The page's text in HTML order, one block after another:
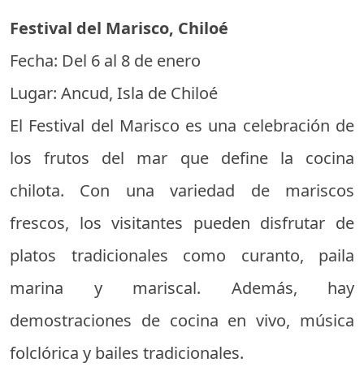
Festival del Marisco, Chiloé
Fecha: Del 6 al 8 de enero
Lugar: Ancud, Isla de Chiloé
El Festival del Marisco es una celebración de
los frutos del mar que define la cocina
chilota. Con una variedad de mariscos
frescos, los visitantes pueden disfrutar de
platos tradicionales como curanto, paila
marina y mariscal. Además, hay
demostraciones de cocina en vivo, música
folclórica y bailes tradicionales.